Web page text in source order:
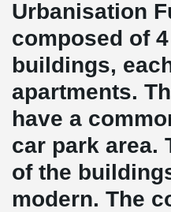
Urbanisation
composed of
buildings,
apartments.
have a
car park area.
of the
modern. The